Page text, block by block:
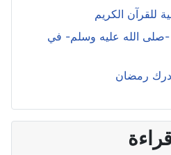
للقرآن الكريم
-صلى الله عليه وسلم- في
رمضان
قراءة